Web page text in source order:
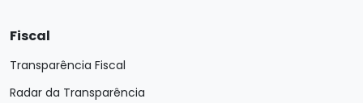
Fiscal
Transparência Fiscal
Radar da Transparência